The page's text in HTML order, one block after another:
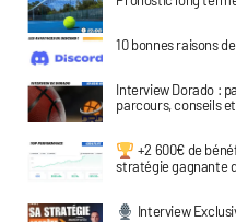
10 bonnes raisons
Interview Dorado :
parcours, conseils
+2 600€ de
stratégie gagnante
Interview